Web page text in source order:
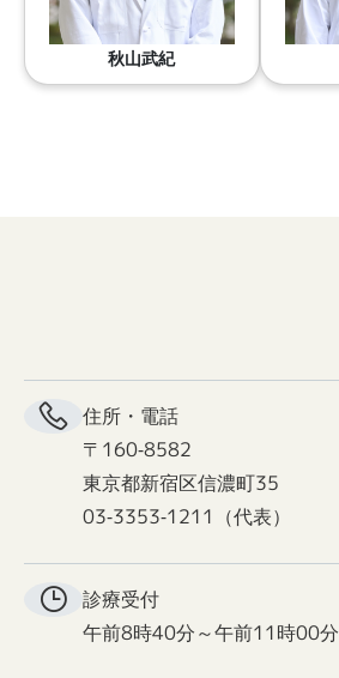
秋山武紀
住所・電話
〒160-8582
東京都新宿区信濃町35
03-3353-1211（代表）
診療受付
午前8時40分～午前11時00分